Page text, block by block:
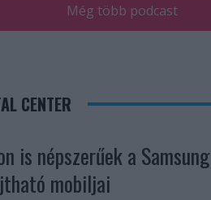
Még több podcast
CENTER
is népszerűek a Samsung
mobiljai